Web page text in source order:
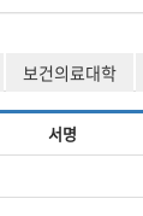
보건의료대학
서명